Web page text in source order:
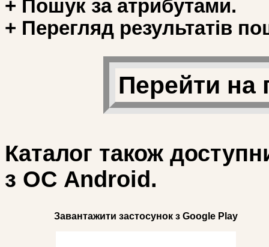
+ Пошук за атрибутами.
+ Перегляд результатів
Перейти на
Каталог також
з ОС Android.
Завантажити застосунок з Google Play